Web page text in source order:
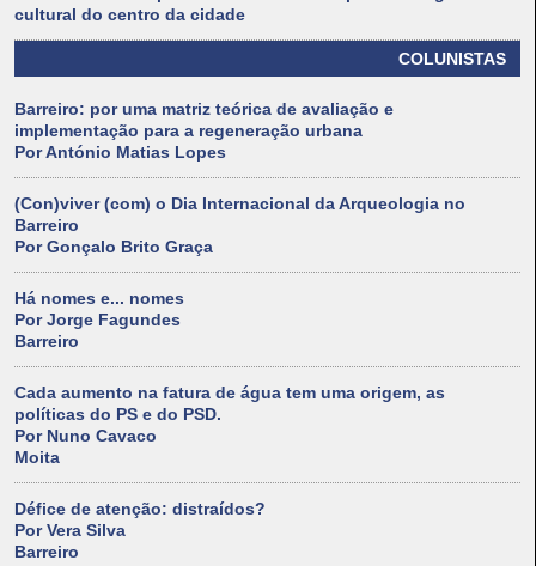
cultural do centro da cidade
COLUNISTAS
Barreiro: por uma matriz teórica de avaliação e
implementação para a regeneração urbana
Por António Matias Lopes
(Con)viver (com) o Dia Internacional da Arqueologia no
Barreiro
Por Gonçalo Brito Graça
Há nomes e... nomes
Por Jorge Fagundes
Barreiro
Cada aumento na fatura de água tem uma origem, as
políticas do PS e do PSD.
Por Nuno Cavaco
Moita
Défice de atenção: distraídos?
Por Vera Silva
Barreiro